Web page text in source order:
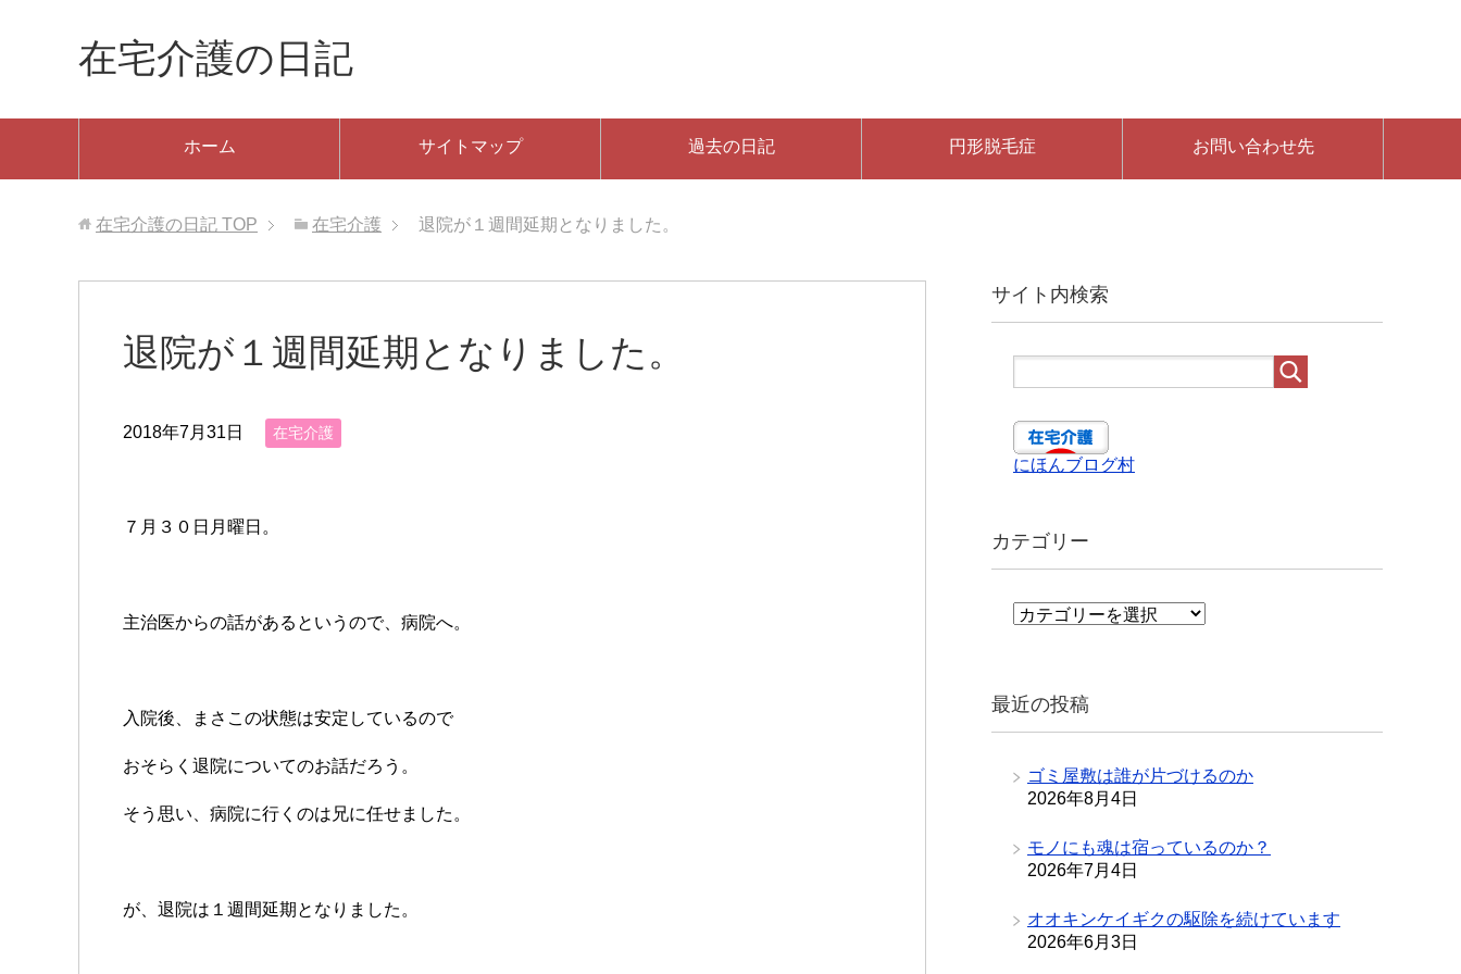
在宅介護の日記
ホーム サイトマップ 過去の日記 円形脱毛症 お問い合わせ先
在宅介護の日記 TOP 在宅介護 退院が１週間延期となりました。
退院が１週間延期となりました。
2018年7月31日 在宅介護
７月３０日月曜日。
主治医からの話があるというので、病院へ。
入院後、まさこの状態は安定しているので
おそらく退院についてのお話だろう。
そう思い、病院に行くのは兄に任せました。
が、退院は１週間延期となりました。
サイト内検索
にほんブログ村
カテゴリー
カ
ー
最近の投稿
ゴミ屋敷は誰が片づけるのか
2026年8月4日
モノにも魂は宿っているのか？
2026年7月4日
オオキンケイギクの駆除を続けています
2026年6月3日